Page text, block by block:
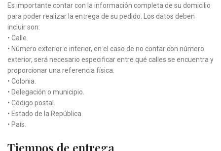
Es importante contar con la información completa de su domicilio
para poder realizar la entrega de su pedido. Los datos deben
incluir son:
• Calle.
• Número exterior e interior, en el caso de no contar con número
exterior, será necesario especificar entre qué calles se encuentra y
proporcionar una referencia física.
• Colonia.
• Delegación o municipio.
• Código postal.
• Estado de la República.
• País.
Tiempos de entrega